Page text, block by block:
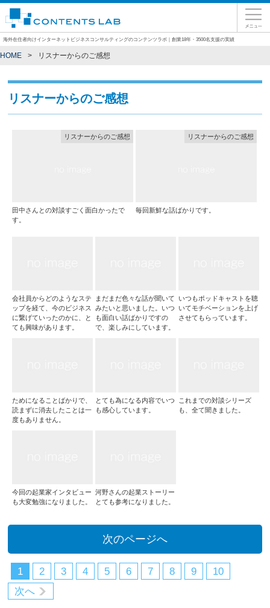
海外在住者向けインターネットビジネスコンサルティングのコンテンツラボ｜創業18年・3500名支援の実績
HOME リスナーからのご感想
リスナーからのご感想
リスナーからのご感想
田中さんとの対談すごく面白かったで
す。
リスナーからのご感想
毎回新鮮な話ばかりです。
会社員からどのようなステ
ップを経て、今のビジネス
に繋げていったのかに、と
ても興味があります。
まだまだ色々な話が聞いて
みたいと思いました。いつ
も面白い話ばかりですの
で、楽しみにしています。
いつもポッドキャストを聴
いてモチベーションを上げ
させてもらっています。
ためになることばかりで、
読まずに消去したことは一
度もありません。
とても為になる内容でいつ
も感心しています。
これまでの対談シリーズ
も、全て聞きました。
今回の起業家インタビュー
も大変勉強になりました。
河野さんの起業ストーリー
とても参考になりました。
次のページへ
1 2 3 4 5 6 7 8 9
10
次へ